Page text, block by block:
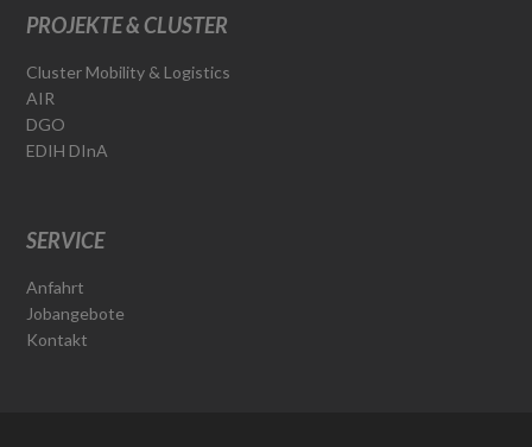
PROJEKTE & CLUSTER
Cluster Mobility & Logistics
AIR
DGO
EDIH DInA
SERVICE
Anfahrt
Jobangebote
Kontakt